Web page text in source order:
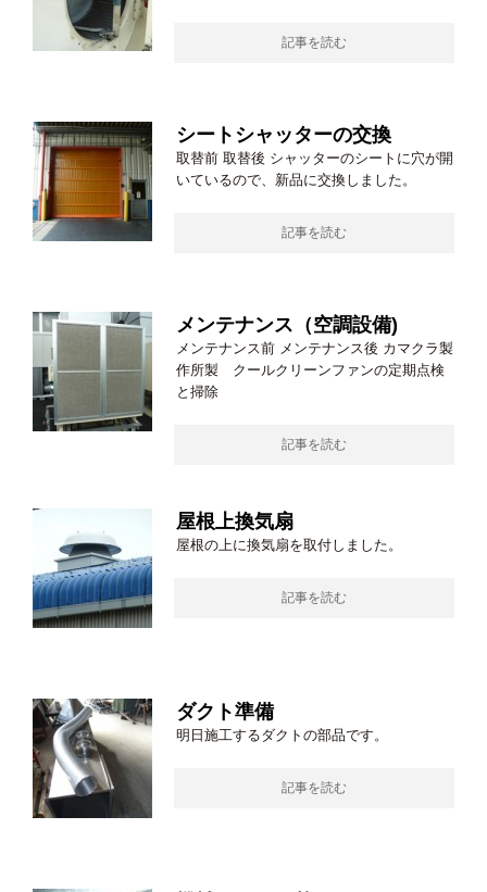
記事を読む
シートシャッターの交換
取替前 取替後 シャッターのシートに穴が開
いているので、新品に交換しました。
記事を読む
メンテナンス（空調設備)
メンテナンス前 メンテナンス後 カマクラ製
作所製 クールクリーンファンの定期点検
と掃除
記事を読む
屋根上換気扇
屋根の上に換気扇を取付しました。
記事を読む
ダクト準備
明日施工するダクトの部品です。
記事を読む